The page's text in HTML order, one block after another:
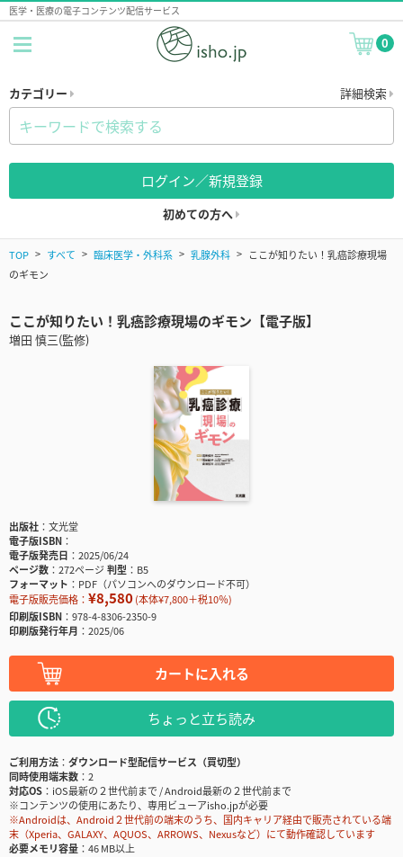
医学・医療の電子コンテンツ配信サービス
0
カテゴリー 詳細検索
ログイン／新規登録
初めての方へ
TOP すべて 臨床医学・外科系 乳腺外科
ここが知りたい！乳癌診療現場
のギモン
ここが知りたい！乳癌診療現場のギモン【電子版】
増田 慎三(監修)
出版社
文光堂
電子版ISBN
電子版発売日
2025/06/24
ページ数
272ページ判型
B5
フォーマット
PDF（パソコンへのダウンロード不可）
電子版販売価格： ¥8,580(本体¥7,800＋税10％)
印刷版ISBN
978-4-8306-2350-9
印刷版発行年月
2025/06
カートに入れる
ちょっと立ち読み
ご利用方法
ダウンロード型配信サービス（買切型）
同時使用端末数
2
対応OS
iOS最新の２世代前まで / Android最新の２世代前まで
※コンテンツの使用にあたり、専用ビューアisho.jpが必要
※Androidは、Android２世代前の端末のうち、国内キャリア経由で販売されている端
末（Xperia、GALAXY、AQUOS、ARROWS、Nexusなど）にて動作確認しています
必要メモリ容量
46 MB以上